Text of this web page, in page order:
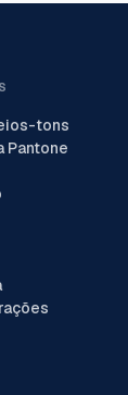
tons
Pantone